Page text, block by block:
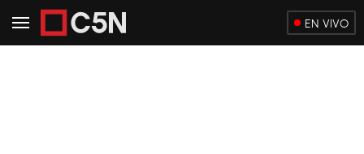
EN VIVO